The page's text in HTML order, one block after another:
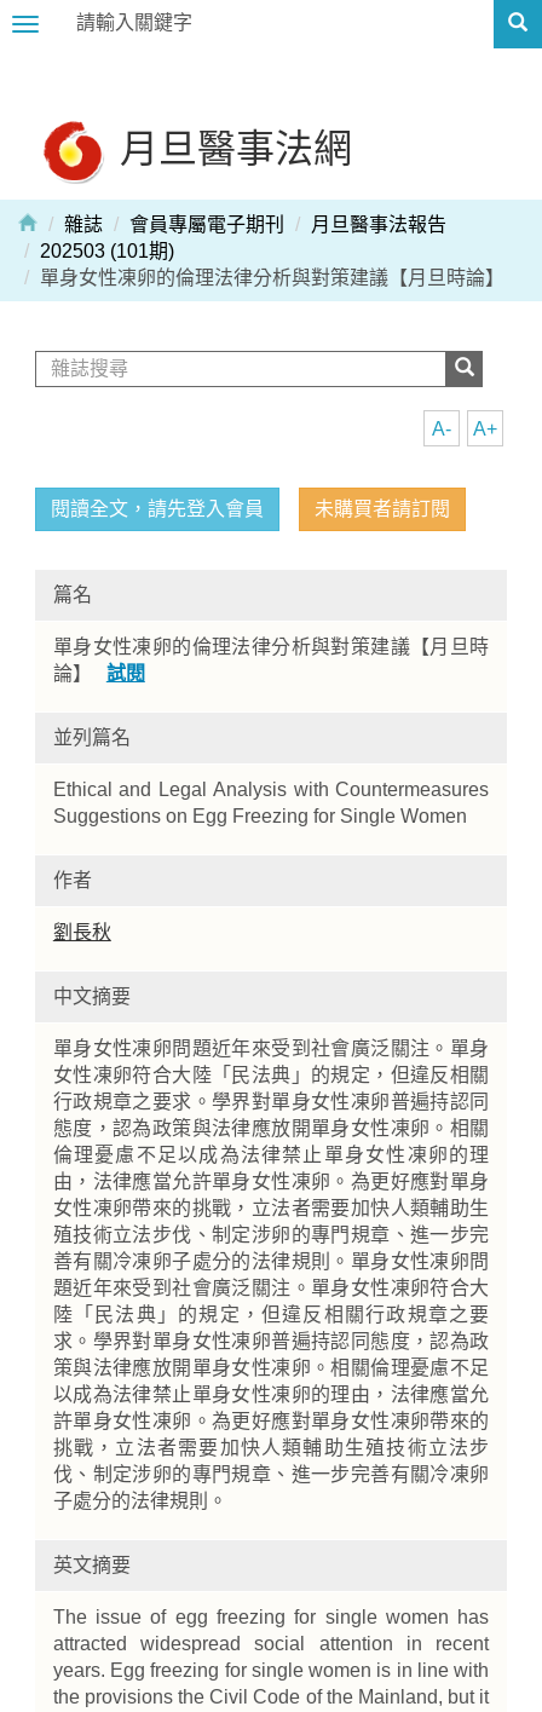
Toggle
月旦醫事法網
Home
雜誌 會員專屬電子期刊
月旦醫事法報告
202503 (101期)
單身女性凍卵的倫理法律分析與對策建議【月旦時論】
A+
A-
閱讀全文，請先登入會員 未購買者請訂閱
篇名
單身女性凍卵的倫理法律分析與對策建議【月旦時
論】 試閱
並列篇名
Ethical and Legal Analysis with Countermeasures
Suggestions on Egg Freezing for Single Women
作者
劉長秋
中文摘要
單身女性凍卵問題近年來受到社會廣泛關注。單身
女性凍卵符合大陸「民法典」的規定，但違反相關
行政規章之要求。學界對單身女性凍卵普遍持認同
態度，認為政策與法律應放開單身女性凍卵。相關
倫理憂慮不足以成為法律禁止單身女性凍卵的理
由，法律應當允許單身女性凍卵。為更好應對單身
女性凍卵帶來的挑戰，立法者需要加快人類輔助生
殖技術立法步伐、制定涉卵的專門規章、進一步完
善有關冷凍卵子處分的法律規則。單身女性凍卵問
題近年來受到社會廣泛關注。單身女性凍卵符合大
陸「民法典」的規定，但違反相關行政規章之要
求。學界對單身女性凍卵普遍持認同態度，認為政
策與法律應放開單身女性凍卵。相關倫理憂慮不足
以成為法律禁止單身女性凍卵的理由，法律應當允
許單身女性凍卵。為更好應對單身女性凍卵帶來的
挑戰，立法者需要加快人類輔助生殖技術立法步
伐、制定涉卵的專門規章、進一步完善有關冷凍卵
子處分的法律規則。
英文摘要
The issue of egg freezing for single women has
attracted widespread social attention in recent
years. Egg freezing for single women is in line with
the provisions the Civil Code of the Mainland, but it